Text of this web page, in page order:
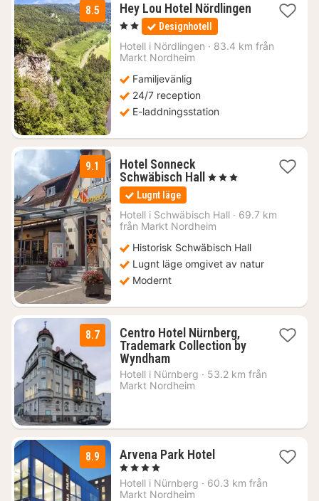
8.5
Hey Lou Hotel Nördlingen
1
natt
från
822
, 2 StjärnorDesignhotell
Hotell i Nördlingen · 83.4 km från
Markt Nordheim
Familjevänlig
24/7 reception
E-laddningsstation
9.1
Hotel Sonneck
Schwäbisch Hall
1
1105
kr.
, 3 Stjärnor
Lugnt läge
Hotell i Schwäbisch Hall · 69.7 km
från Markt Nordheim
Historisk Schwäbisch Hall
Lugnt läge omgivet av natur
Modernt
8.7
Centro Hotel Nürnberg,
Trademark Collection by
Wyndham1
natt
från
Hotell i Nürnberg · 53.2 km från
Markt Nordheim
8.9 Arvena Park Hotel1
från
, 4 Stjärnor
Hotell i Nürnberg · 60.3 km från
Markt Nordheim